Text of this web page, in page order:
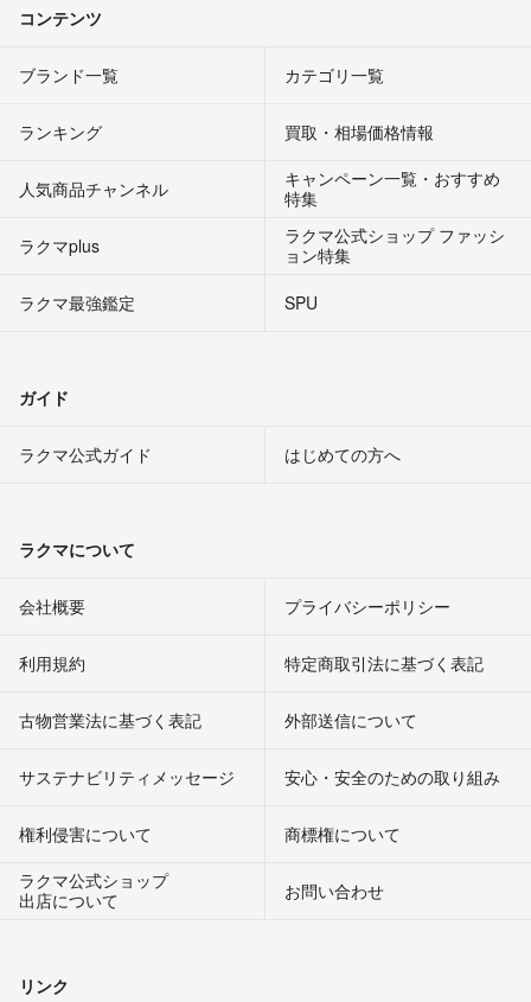
コンテンツ
ブランド一覧 カテゴリ一覧
ランキング 買取・相場価格情報
人気商品チャンネル
キャンペーン一覧・おすすめ
特集
ラクマplus
ラクマ公式ショップ ファッシ
ョン特集
ラクマ最強鑑定
SPU
ガイド
ラクマ公式ガイド はじめての方へ
ラクマについて
会社概要 プライバシーポリシー
利用規約 特定商取引法に基づく表記
古物営業法に基づく表記 外部送信について
サステナビリティメッセージ 安心・安全のための取り組み
権利侵害について
商標権について
ラクマ公式ショップ
出店について
お問い合わせ
リンク